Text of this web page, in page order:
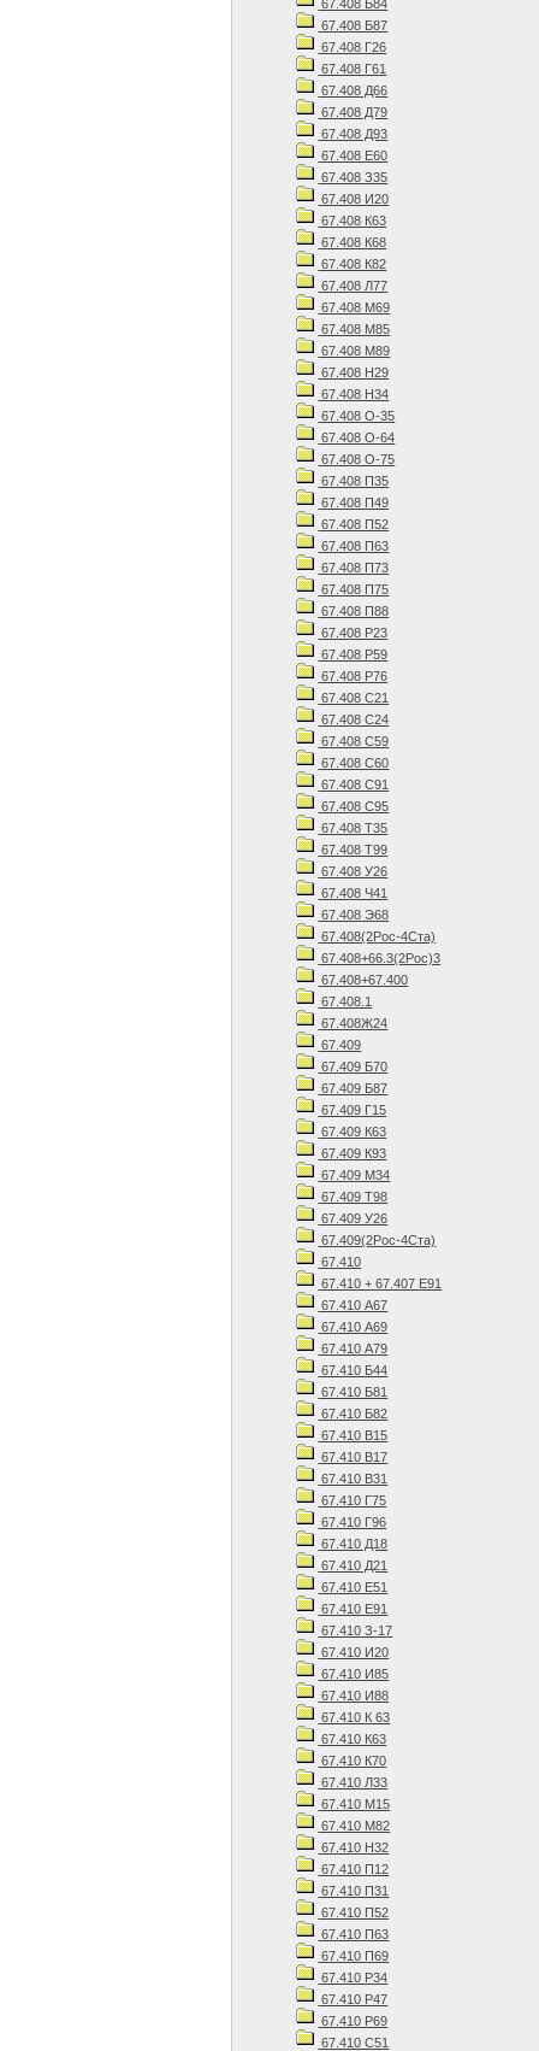
67.408 Б84
67.408 Б87
67.408 Г26
67.408 Г61
67.408 Д66
67.408 Д79
67.408 Д93
67.408 Е60
67.408 З35
67.408 И20
67.408 К63
67.408 К68
67.408 К82
67.408 Л77
67.408 М69
67.408 М85
67.408 М89
67.408 Н29
67.408 Н34
67.408 О-35
67.408 О-64
67.408 О-75
67.408 П35
67.408 П49
67.408 П52
67.408 П63
67.408 П73
67.408 П75
67.408 П88
67.408 Р23
67.408 Р59
67.408 Р76
67.408 С21
67.408 С24
67.408 С59
67.408 С60
67.408 С91
67.408 С95
67.408 Т35
67.408 Т99
67.408 У26
67.408 Ч41
67.408 Э68
67.408(2Рос-4Ста)
67.408+66.3(2Рос)3
67.408+67.400
67.408.1
67.408Ж24
67.409
67.409 Б70
67.409 Б87
67.409 Г15
67.409 К63
67.409 К93
67.409 М34
67.409 Т98
67.409 У26
67.409(2Рос-4Ста)
67.410
67.410 + 67.407 Е91
67.410 А67
67.410 А69
67.410 А79
67.410 Б44
67.410 Б81
67.410 Б82
67.410 В15
67.410 В17
67.410 В31
67.410 Г75
67.410 Г96
67.410 Д18
67.410 Д21
67.410 Е51
67.410 Е91
67.410 З-17
67.410 И20
67.410 И85
67.410 И88
67.410 К 63
67.410 К63
67.410 К70
67.410 Л33
67.410 М15
67.410 М82
67.410 Н32
67.410 П12
67.410 П31
67.410 П52
67.410 П63
67.410 П69
67.410 Р34
67.410 Р47
67.410 Р69
67.410 С51